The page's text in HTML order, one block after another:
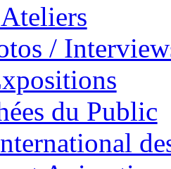
/
du Public